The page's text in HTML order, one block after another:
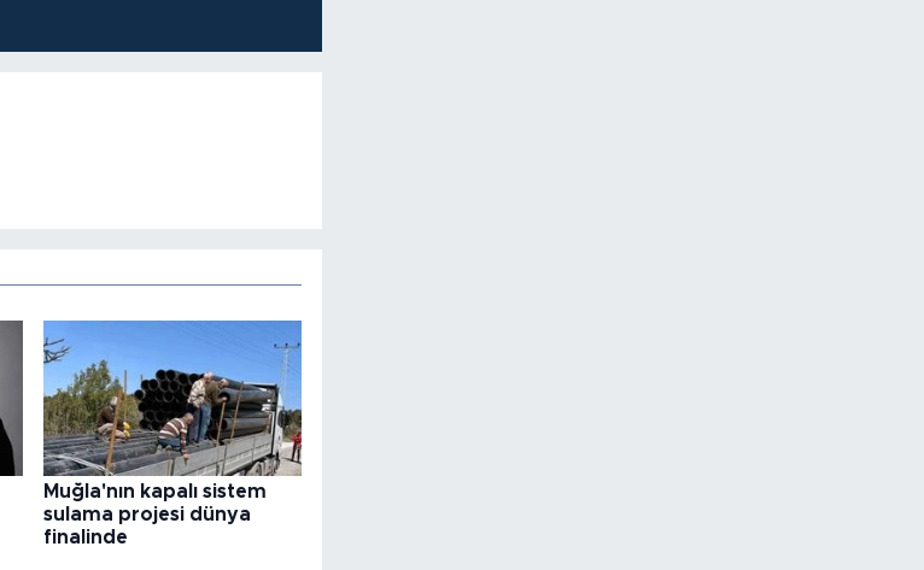
Muğla'nın kapalı sistem
sulama projesi dünya
finalinde